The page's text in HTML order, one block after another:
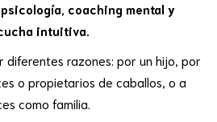
coaching mental y
intuitiva.
diferentes razones: por un hijo, por
o propietarios de caballos, o a
como familia.